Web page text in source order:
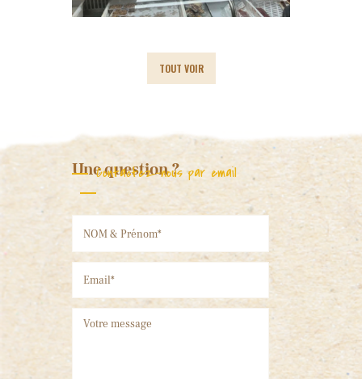
TOUT VOIR
Contactez-nous par email
Une question ?